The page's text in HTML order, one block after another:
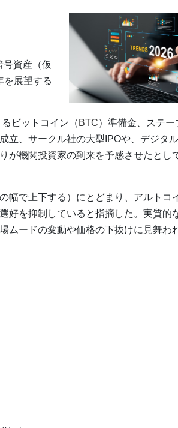
号資産（仮
を展望する
ビットコイン（ BTC）準備金、ステー
立、サークル社の大型IPOや、デジタ
が機関投資家の到来を予感させたとし
幅で上下する）にとどまり、アルトコ
好を抑制していると指摘した。実質的
ムードの変動や価格の下抜けに見舞わ